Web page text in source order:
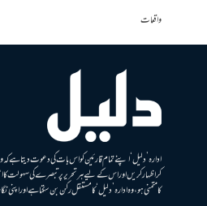
واقعات
ادارہ ’دلیل‘ اپنے تمام قارئین کو اس بات کی دعوت دیتا ہے کہ
کر اظہار کریں اور اس کے لیے ہر تحریر پر تبصرے کی سہولت
کا متمنی ہو، وہ ادارہ ’دلیل‘ کا مستقل رکن بن سکتا ہے اور